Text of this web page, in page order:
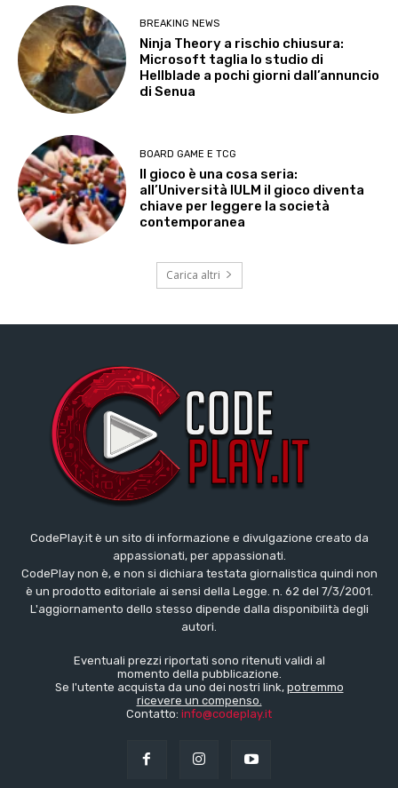
BREAKING NEWS
Ninja Theory a rischio chiusura:
Microsoft taglia lo studio di
Hellblade a pochi giorni dall’annuncio
di Senua
BOARD GAME E TCG
Il gioco è una cosa seria:
all’Università IULM il gioco diventa
chiave per leggere la società
contemporanea
Carica altri
CodePlay.it è un sito di informazione e divulgazione creato da
appassionati, per appassionati.
CodePlay non è, e non si dichiara testata giornalistica quindi non
è un prodotto editoriale ai sensi della Legge. n. 62 del 7/3/2001.
L'aggiornamento dello stesso dipende dalla disponibilità degli
autori.
Eventuali prezzi riportati sono ritenuti validi al
momento della pubblicazione.
Se l'utente acquista da uno dei nostri link, potremmo
ricevere un compenso.
Contatto: info@codeplay.it